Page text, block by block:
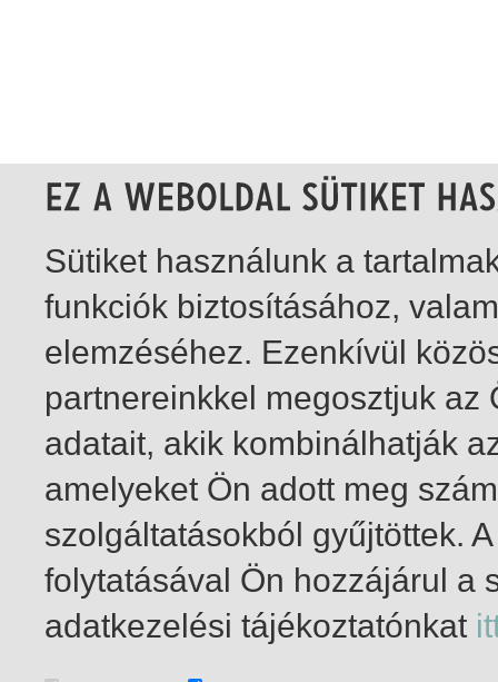
1-2 / total 2 hit
Sütiket használunk a
funkciók biztosításához,
elemzéséhez. Ezenkívül
partnereinkkel megosztjuk
adatait, akik kombinálhatják
amelyeket Ön adott meg
szolgáltatásokból gyűjtöttek.
folytatásával Ön hozzájárul a
adatkezelési tájékoztatónkat